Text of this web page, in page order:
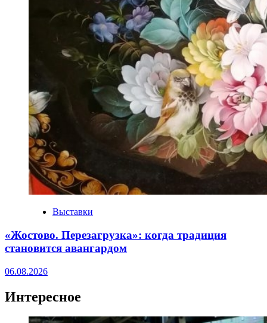
Выставки
«Жостово. Перезагрузка»: когда традиция
становится авангардом
06.08.2026
Интересное